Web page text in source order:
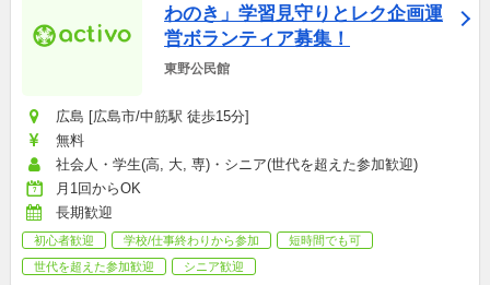
わのき」学習見守りとレク企画運
営ボランティア募集！
東野公民館
広島 [広島市/中筋駅 徒歩15分]
無料
社会人・学生(高, 大, 専)・シニア(世代を超えた参加歓迎)
月1回からOK
長期歓迎
初心者歓迎 学校/仕事終わりから参加
短時間でも可
世代を超えた参加歓迎
シニア歓迎